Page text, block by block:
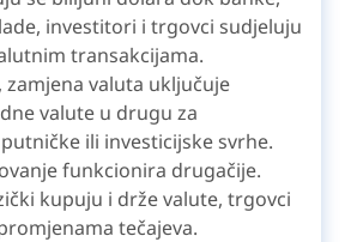
investitori i trgovci sudjeluju
transakcijama.
zamjena valuta uključuje
valute u drugu za
ili investicijske svrhe.
funkcionira drugačije.
kupuju i drže valute, trgovci
tečajeva.